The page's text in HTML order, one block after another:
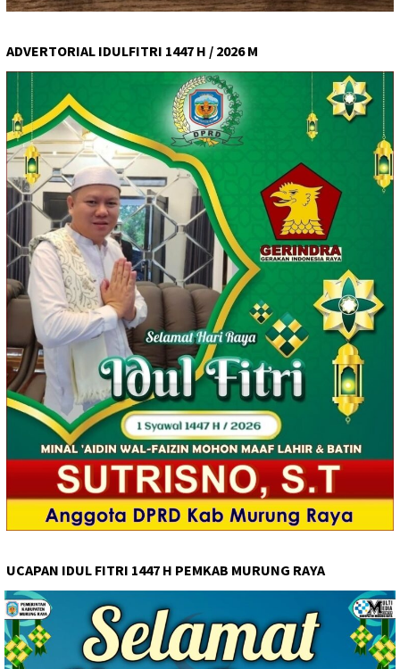
ADVERTORIAL IDULFITRI 1447 H / 2026 M
UCAPAN IDUL FITRI 1447 H PEMKAB MURUNG RAYA